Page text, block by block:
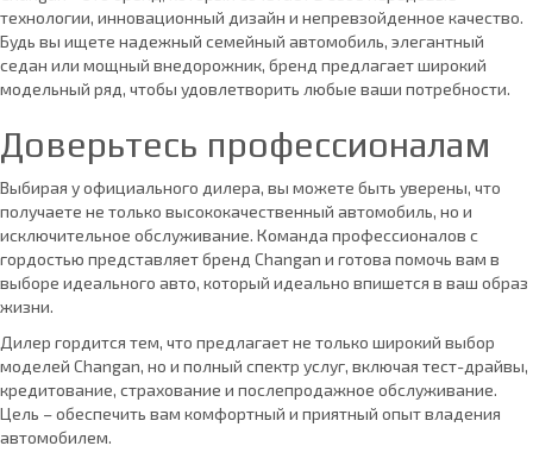
технологии, инновационный дизайн и непревзойденное качество.
Будь вы ищете надежный семейный автомобиль, элегантный
седан или мощный внедорожник, бренд предлагает широкий
модельный ряд, чтобы удовлетворить любые ваши потребности.
Доверьтесь профессионалам
Выбирая у официального дилера, вы можете быть уверены, что
получаете не только высококачественный автомобиль, но и
исключительное обслуживание. Команда профессионалов с
гордостью представляет бренд Changan и готова помочь вам в
выборе идеального авто, который идеально впишется в ваш образ
жизни.
Дилер гордится тем, что предлагает не только широкий выбор
моделей Changan, но и полный спектр услуг, включая тест-драйвы,
кредитование, страхование и послепродажное обслуживание.
Цель – обеспечить вам комфортный и приятный опыт владения
автомобилем.